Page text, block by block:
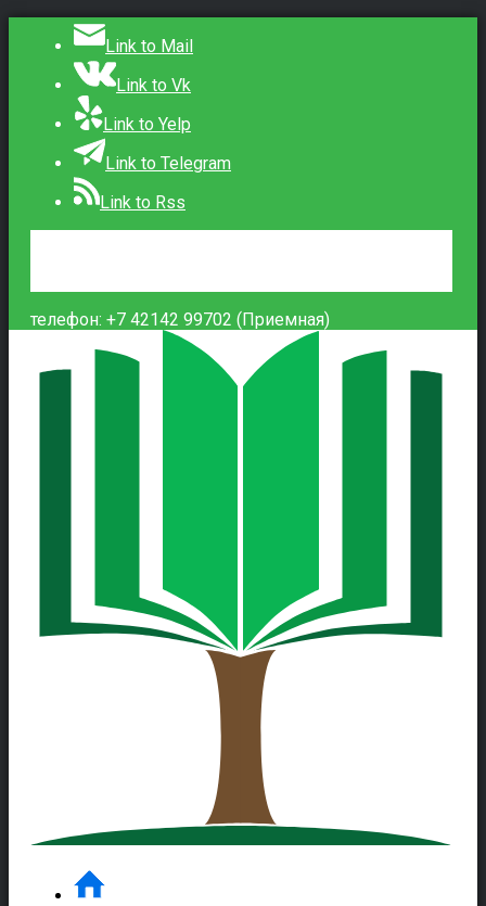
Link to Mail
Link to Vk
Link to Yelp
Link to Telegram
Link to Rss
телефон: +7 42142 99702 (Приемная)